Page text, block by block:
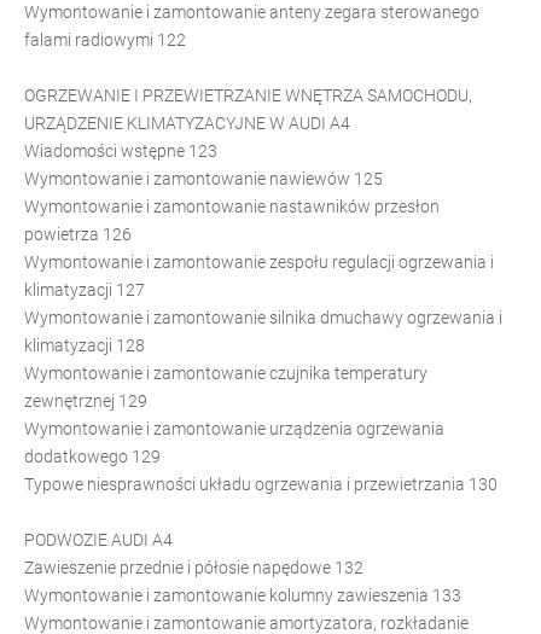
Wymontowanie i zamontowanie anteny zegara sterowanego
falami radiowymi 122
OGRZEWANIE I PRZEWIETRZANIE WNĘTRZA SAMOCHODU,
URZĄDZENIE KLIMATYZACYJNE W AUDI A4
Wiadomości wstępne 123
Wymontowanie i zamontowanie nawiewów 125
Wymontowanie i zamontowanie nastawników przesłon
powietrza 126
Wymontowanie i zamontowanie zespołu regulacji ogrzewania i
klimatyzacji 127
Wymontowanie i zamontowanie silnika dmuchawy ogrzewania i
klimatyzacji 128
Wymontowanie i zamontowanie czujnika temperatury
zewnętrznej 129
Wymontowanie i zamontowanie urządzenia ogrzewania
dodatkowego 129
Typowe niesprawności układu ogrzewania i przewietrzania 130
PODWOZIE AUDI A4
Zawieszenie przednie i półosie napędowe 132
Wymontowanie i zamontowanie kolumny zawieszenia 133
Wymontowanie i zamontowanie amortyzatora, rozkładanie